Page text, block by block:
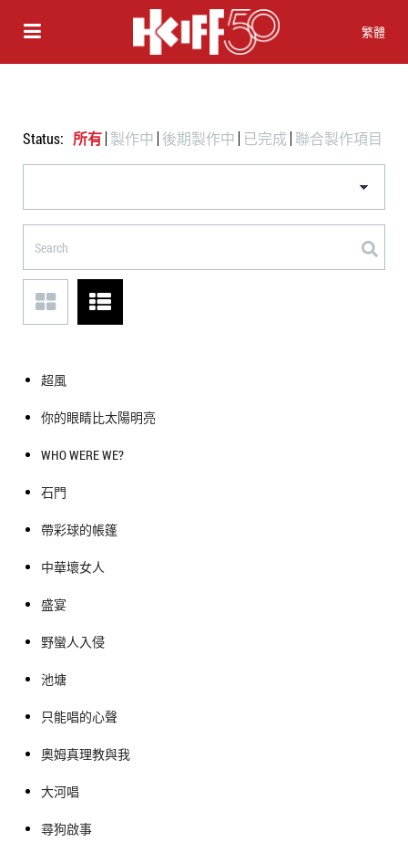
繁體
Status: 所有 製作中 後期製作中 已完成 聯合製作項目
超風
你的眼睛比太陽明亮
WHO WERE WE?
石門
帶彩球的帳篷
中華壞女人
盛宴
野蠻人入侵
池塘
只能唱的心聲
奧姆真理教與我
大河唱
尋狗啟事